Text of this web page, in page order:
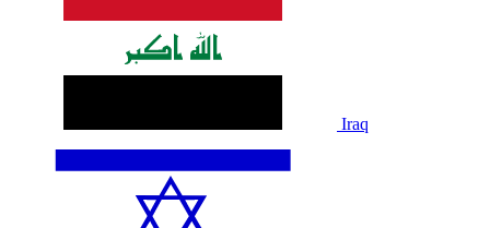
Iraq